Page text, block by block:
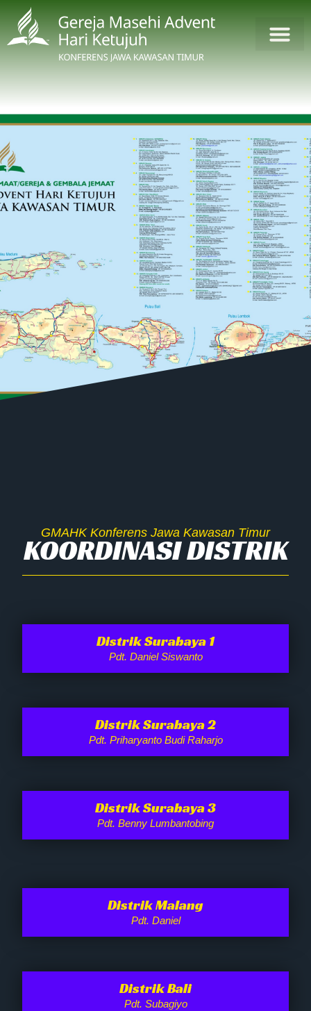
GMAHK Konferens Jawa Kawasan Timur
KOORDINASI DISTRIK
Distrik Surabaya 1
Pdt. Daniel Siswanto
Distrik Surabaya 2
Pdt. Priharyanto Budi Raharjo
Distrik Surabaya 3
Pdt. Benny Lumbantobing
Distrik Malang
Pdt. Daniel
Distrik Bali
Pdt. Subagiyo